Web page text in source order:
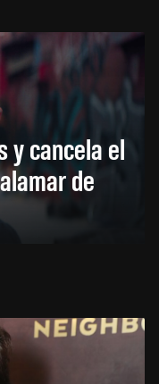
y cancela el
de